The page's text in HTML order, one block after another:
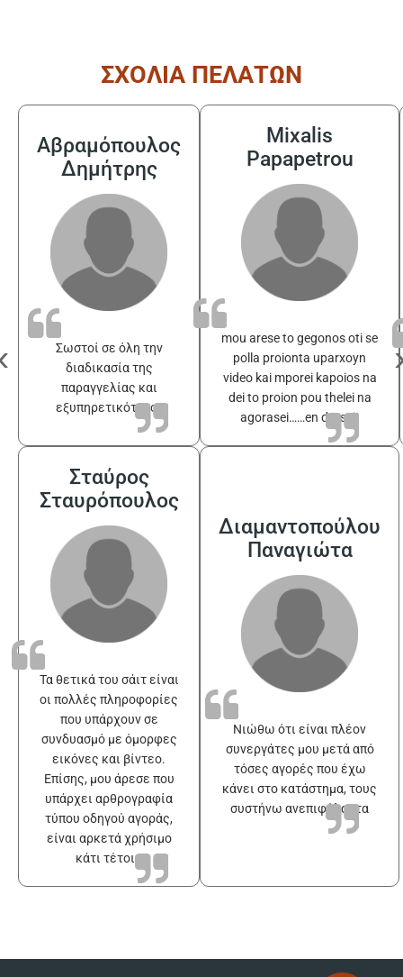
ΣΧΟΛΙΑ ΠΕΛΑΤΩΝ
Αβραμόπουλος
Δημήτρης
Σωστοί σε όλη την
διαδικασία της
παραγγελίας και
εξυπηρετικότατοι
Mixalis
Papapetrou
mou arese to gegonos oti se
polla proionta uparxoyn
video kai mporei kapoios na
dei to proion pou thelei na
agorasei……en drasei!
Σταύρος
Σταυρόπουλος
Τα θετικά του σάιτ είναι
οι πολλές πληροφορίες
που υπάρχουν σε
συνδυασμό με όμορφες
εικόνες και βίντεο.
Επίσης, μου άρεσε που
υπάρχει αρθρογραφία
τύπου οδηγού αγοράς,
είναι αρκετά χρήσιμο
κάτι τέτοιο
Διαμαντοπούλου
Παναγιώτα
Νιώθω ότι είναι πλέον
συνεργάτες μου μετά από
τόσες αγορές που έχω
κάνει στο κατάστημα, τους
συστήνω ανεπιφύλακτα